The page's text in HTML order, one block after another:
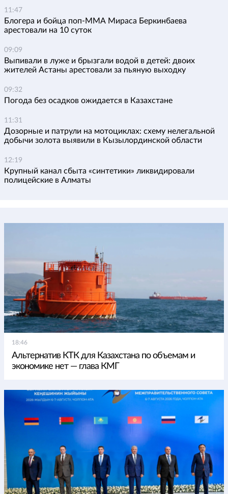
11:47
Блогера и бойца поп-ММА Мираса Беркинбаева
арестовали на 10 суток
09:09
Выпивали в луже и брызгали водой в детей: двоих
жителей Астаны арестовали за пьяную выходку
09:32
Погода без осадков ожидается в Казахстане
11:31
Дозорные и патрули на мотоциклах: схему нелегальной
добычи золота выявили в Кызылординской области
12:19
Крупный канал сбыта «синтетики» ликвидировали
полицейские в Алматы
18:46
Альтернатив КТК для Казахстана по объемам и
экономике нет — глава КМГ